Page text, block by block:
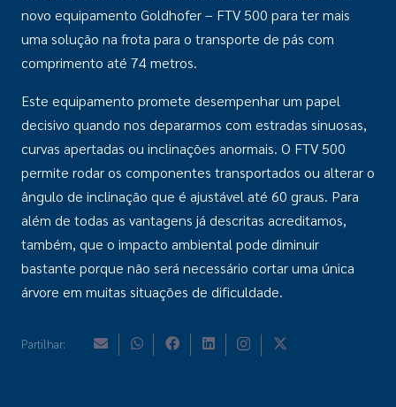
novo equipamento Goldhofer – FTV 500 para ter mais
uma solução na frota para o transporte de pás com
comprimento até 74 metros.
Este equipamento promete desempenhar um papel
decisivo quando nos depararmos com estradas sinuosas,
curvas apertadas ou inclinações anormais. O FTV 500
permite rodar os componentes transportados ou alterar o
ângulo de inclinação que é ajustável até 60 graus. Para
além de todas as vantagens já descritas acreditamos,
também, que o impacto ambiental pode diminuir
bastante porque não será necessário cortar uma única
árvore em muitas situações de dificuldade.
Partilhar: